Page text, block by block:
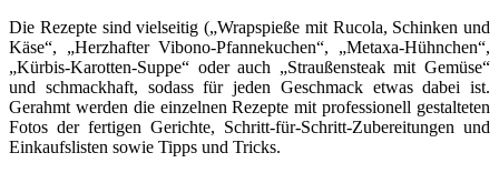
Die Rezepte sind vielseitig („Wrapspieße mit Rucola, Schinken und
Käse“, „Herzhafter Vibono-Pfannekuchen“, „Metaxa-Hühnchen“,
„Kürbis-Karotten-Suppe“ oder auch „Straußensteak mit Gemüse“
und schmackhaft, sodass für jeden Geschmack etwas dabei ist.
Gerahmt werden die einzelnen Rezepte mit professionell gestalteten
Fotos der fertigen Gerichte, Schritt-für-Schritt-Zubereitungen und
Einkaufslisten sowie Tipps und Tricks.